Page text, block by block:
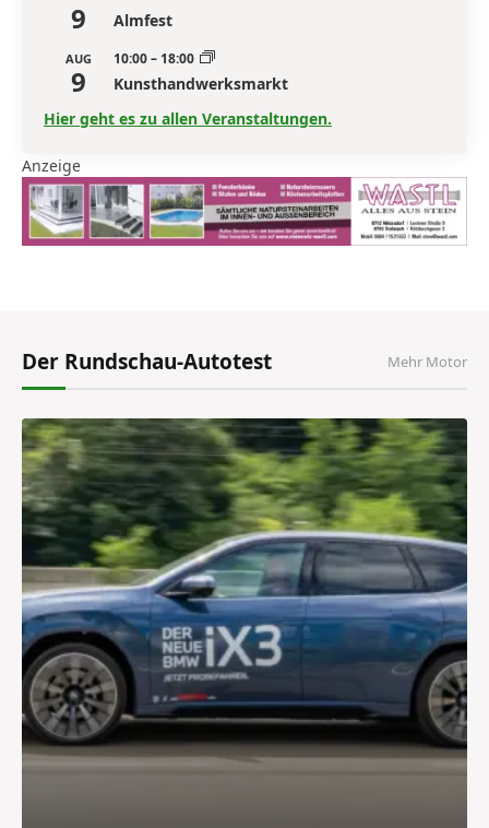
9 Almfest
AUG
9
10:00– 18:00
Kunsthandwerksmarkt
Hier geht es zu allen Veranstaltungen.
Anzeige
Der Rundschau-Autotest Mehr Motor